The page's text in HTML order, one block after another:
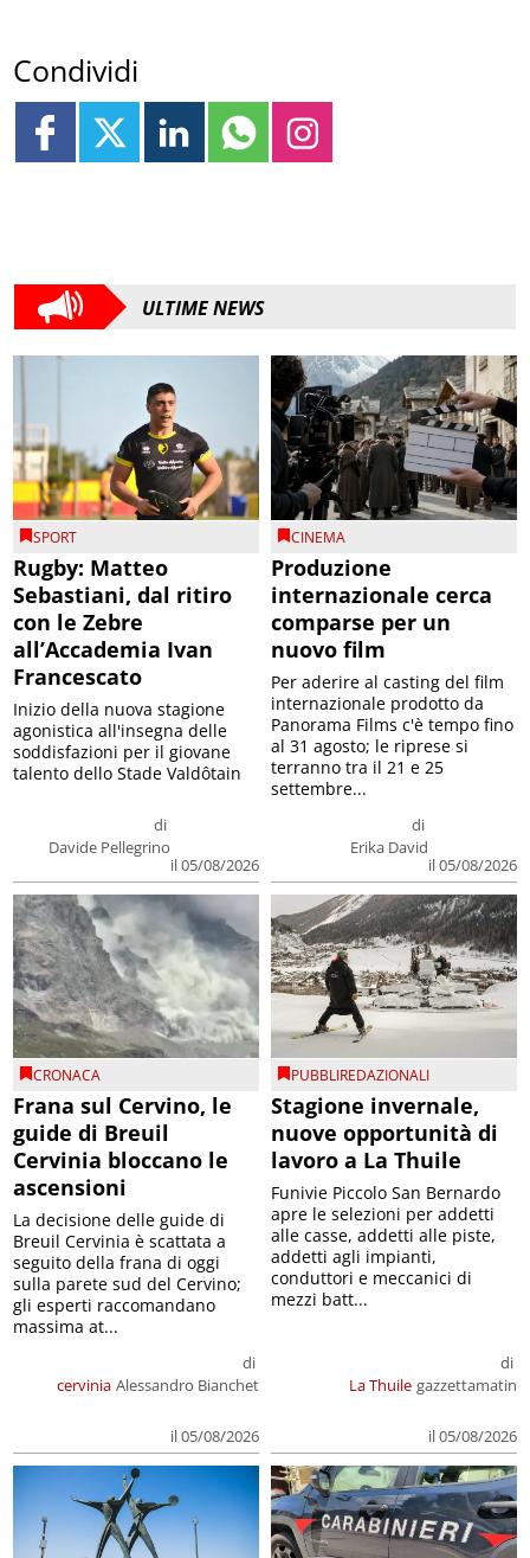
Condividi
ULTIME NEWS
SPORT
Rugby: Matteo
Sebastiani, dal ritiro
con le Zebre
all’Accademia Ivan
Francescato
di
Davide Pellegrino
il 05/08/2026
Inizio della nuova stagione
agonistica all'insegna delle
soddisfazioni per il giovane
talento dello Stade Valdôtain
CINEMA
Produzione
internazionale cerca
comparse per un
nuovo film
di
Erika David
il 05/08/2026
Per aderire al casting del film
internazionale prodotto da
Panorama Films c'è tempo fino
al 31 agosto; le riprese si
terranno tra il 21 e 25
settembre...
CRONACA
Frana sul Cervino, le
guide di Breuil
Cervinia bloccano le
ascensioni
cervinia
di
Alessandro Bianchet
il 05/08/2026
La decisione delle guide di
Breuil Cervinia è scattata a
seguito della frana di oggi
sulla parete sud del Cervino;
gli esperti raccomandano
massima at...
PUBBLIREDAZIONALI
Stagione invernale,
nuove opportunità di
lavoro a La Thuile
La Thuile
di
gazzettamatin
il 05/08/2026
Funivie Piccolo San Bernardo
apre le selezioni per addetti
alle casse, addetti alle piste,
addetti agli impianti,
conduttori e meccanici di
mezzi batt...